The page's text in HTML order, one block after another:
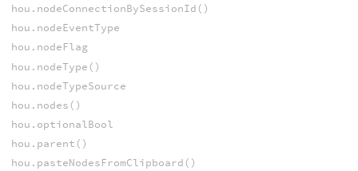
hou.nodeConnectionBySessionId()
hou.nodeEventType
hou.nodeFlag
hou.nodeType()
hou.nodeTypeSource
hou.nodes()
hou.optionalBool
hou.parent()
hou.pasteNodesFromClipboard()